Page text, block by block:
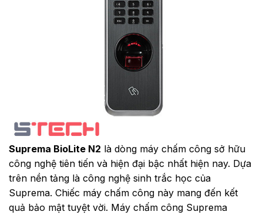
Suprema BioLite N2 là dòng máy chấm công sở hữu
công nghệ tiên tiến và hiện đại bậc nhất hiện nay. Dựa
trên nền tảng là công nghệ sinh trắc học của
Suprema. Chiếc máy chấm công này mang đến kết
quả bảo mật tuyệt vời. Máy chấm công Suprema